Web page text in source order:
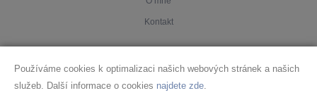
Kontakt
Ochrana osobních údajů
Používáme cookies k optimalizaci našich webových stránek a našich
služeb. Další informace o cookies najdete zde.